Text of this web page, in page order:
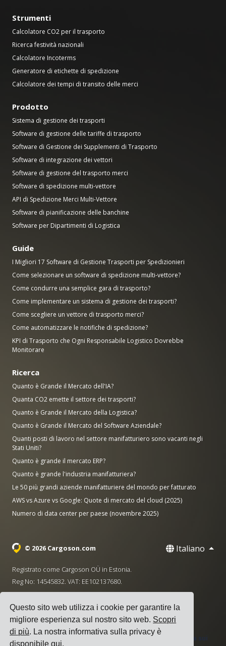
Questo sito web utilizza i cookie per garantire la
migliore esperienza sul nostro sito web. Scopri
di più. La nostra informativa sulla privacy è
disponibilequi.
Strumenti
Calcolatore CO2 per il trasporto
Ricerca festività nazionali
Calcolatore Incoterms
Generatore di etichette di spedizione
Calcolatore dei tempi di transito delle merci
Prodotto
Sistema di gestione dei trasporti
Software di gestione delle tariffe di trasporto
Software di Gestione dei Supplementi di Trasporto
Software di integrazione dei vettori
Software di gestione del trasporto merci
Software di spedizione multi-vettore
API di Spedizione Merci Multi-Vettore
Software di pianificazione delle banchine
Software per Dipartimenti di Logistica
Guide
I Migliori 17 Software di Gestione Trasporti per Spedizionieri
Come selezionare un software di spedizione multi-vettore?
Come condurre una semplice gara di trasporto?
Come implementare un sistema di gestione dei trasporti?
Come scegliere un vettore di trasporto merci?
Come automatizzare le notifiche di spedizione?
KPI di Trasporto che Ogni Responsabile Logistico Dovrebbe
Monitorare
Ricerca
Quanto è Grande il Mercato dell'IA?
Quanta CO2 emette il settore dei trasporti?
Quanto è Grande il Mercato della Logistica?
Quanto è Grande il Mercato del Software Aziendale?
Quanti posti di lavoro nel settore manifatturiero sono vacanti negli
Stati Uniti?
Quanto è grande il mercato ERP?
Quanto è grande l'industria manifatturiera?
Le 50 più grandi aziende manifatturiere del mondo per fatturato
AWS vs Azure vs Google: Quote di mercato del cloud (2025)
Numero di data center per paese (novembre 2025)
© 2026 Cargoson.com Italiano
Registrato come Cargoson OÜ in Estonia.
Reg No: 14545832. VAT: EE102137680.
+372 5555 0028
·
Termini di Servizio Informativa sulla Privacy
Politica sui